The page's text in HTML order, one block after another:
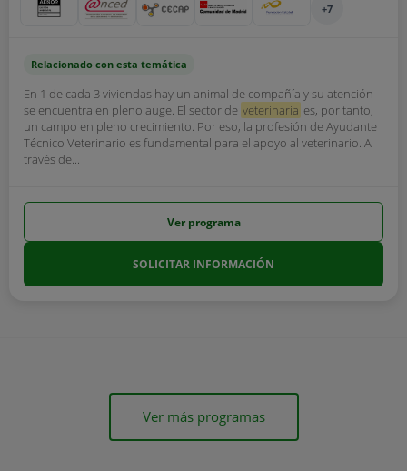
+7
Relacionado con esta temática
En 1 de cada 3 viviendas hay un animal de compañía y su atención
se encuentra en pleno auge. El sector de veterinaria es, por tanto,
un campo en pleno crecimiento. Por eso, la profesión de Ayudante
Técnico Veterinario es fundamental para el apoyo al veterinario. A
través de...
Ver programa
SOLICITAR INFORMACIÓN
Ver más programas